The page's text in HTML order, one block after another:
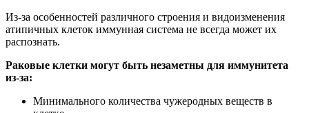
Из-за особенностей различного строения и видоизменения
атипичных клеток иммунная система не всегда может их
распознать.
Раковые клетки могут быть незаметны для иммунитета
из-за:
Минимального количества чужеродных веществ в